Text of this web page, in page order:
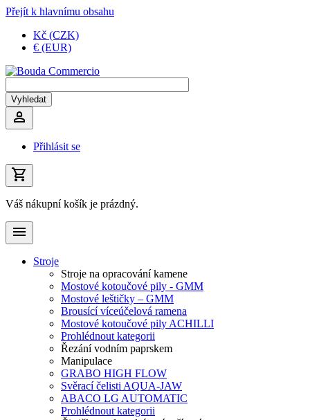
Přejít k hlavnímu obsahu
Kč (CZK)
€ (EUR)
Přihlásit se
Váš nákupní košík je prázdný.
Stroje
Stroje na opracování kamene
Mostové kotoučové pily - GMM
Mostové leštičky – GMM
Brousící víceúčelová ramena
Mostové kotoučové pily ACHILLI
Prohlédnout kategorii
Řezání vodním paprskem
Manipulace
GRABO HIGH FLOW
Svěrací čelisti AQUA-JAW
ABACO LG AUTOMATIC
Prohlédnout kategorii